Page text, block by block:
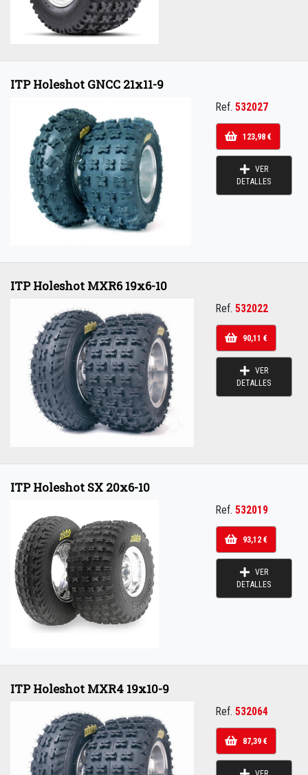
ITP Holeshot GNCC 21x11-9
Ref. 532027
123,98 €
VER
DETALLES
ITP Holeshot MXR6 19x6-10
Ref. 532022
90,11 €
VER
DETALLES
ITP Holeshot SX 20x6-10
Ref. 532019
93,12 €
VER
DETALLES
ITP Holeshot MXR4 19x10-9
Ref. 532064
87,39 €